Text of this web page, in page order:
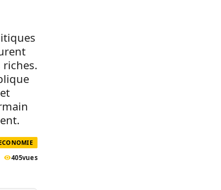
405vues